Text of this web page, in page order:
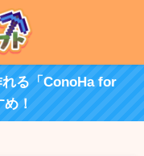
る「ConoHa for
！